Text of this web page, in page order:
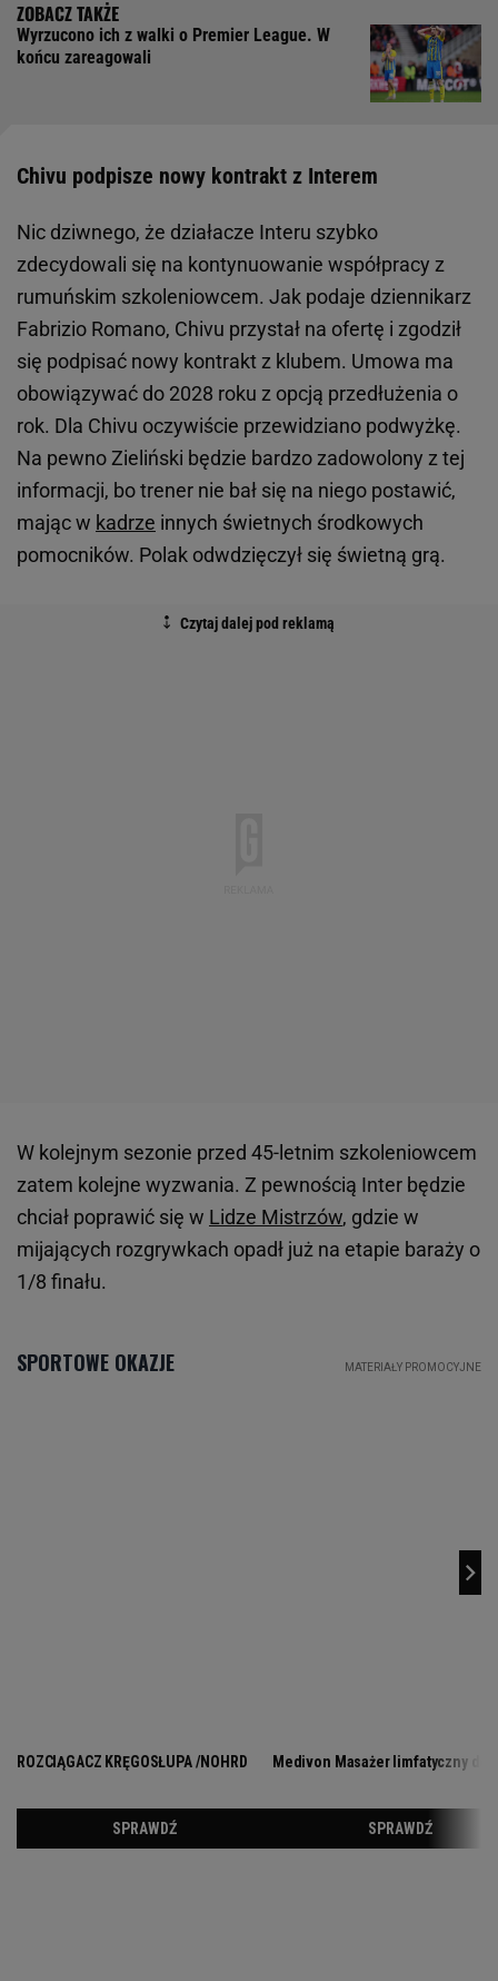
Wyrzucono ich z walki o Premier League. W
końcu zareagowali
Chivu podpisze nowy kontrakt z Interem
Nic dziwnego, że działacze Interu szybko
zdecydowali się na kontynuowanie współpracy z
rumuńskim szkoleniowcem. Jak podaje dziennikarz
Fabrizio Romano, Chivu przystał na ofertę i zgodził
się podpisać nowy kontrakt z klubem. Umowa ma
obowiązywać do 2028 roku z opcją przedłużenia o
rok. Dla Chivu oczywiście przewidziano podwyżkę.
Na pewno Zieliński będzie bardzo zadowolony z tej
informacji, bo trener nie bał się na niego postawić,
mając w kadrze innych świetnych środkowych
pomocników. Polak odwdzięczył się świetną grą.
W kolejnym sezonie przed 45-letnim szkoleniowcem
zatem kolejne wyzwania. Z pewnością Inter będzie
chciał poprawić się w Lidze Mistrzów, gdzie w
mijających rozgrywkach opadł już na etapie baraży o
1/8 finału.